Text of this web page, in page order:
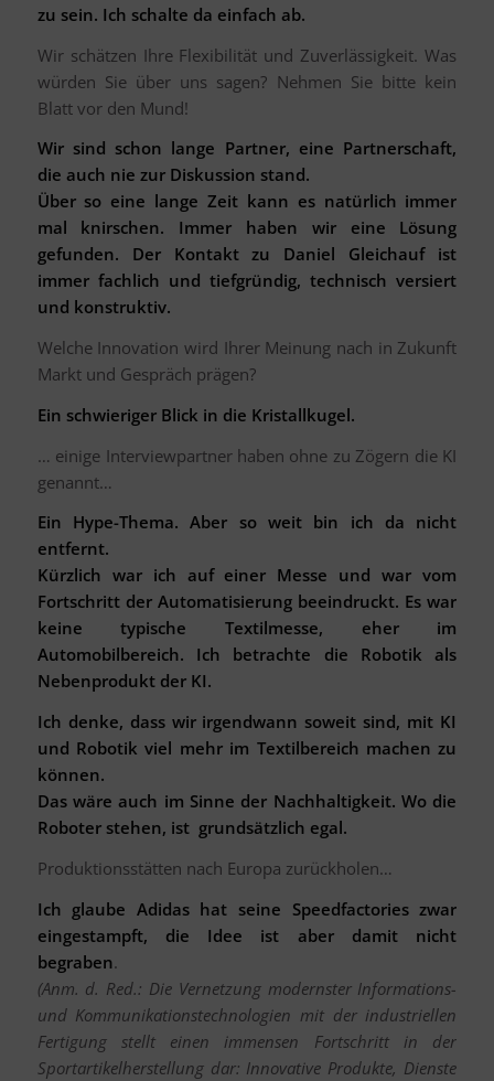
zu sein. Ich schalte da einfach ab.
Wir schätzen Ihre Flexibilität und Zuverlässigkeit. Was
würden Sie über uns sagen? Nehmen Sie bitte kein
Blatt vor den Mund!
Wir sind schon lange Partner, eine Partnerschaft,
die auch nie zur Diskussion stand.
Über so eine lange Zeit kann es natürlich immer
mal knirschen. Immer haben wir eine Lösung
gefunden. Der Kontakt zu Daniel Gleichauf ist
immer fachlich und tiefgründig, technisch versiert
und konstruktiv.
Welche Innovation wird Ihrer Meinung nach in Zukunft
Markt und Gespräch prägen?
Ein schwieriger Blick in die Kristallkugel.
… einige Interviewpartner haben ohne zu Zögern die KI
genannt…
Ein Hype-Thema. Aber so weit bin ich da nicht
entfernt.
Kürzlich war ich auf einer Messe und war vom
Fortschritt der Automatisierung beeindruckt. Es war
keine typische Textilmesse, eher im
Automobilbereich. Ich betrachte die Robotik als
Nebenprodukt der KI.
Ich denke, dass wir irgendwann soweit sind, mit KI
und Robotik viel mehr im Textilbereich machen zu
können.
Das wäre auch im Sinne der Nachhaltigkeit. Wo die
Roboter stehen, ist grundsätzlich egal.
Produktionsstätten nach Europa zurückholen…
Ich glaube Adidas hat seine Speedfactories zwar
eingestampft, die Idee ist aber damit nicht
begraben.
(Anm. d. Red.: Die Vernetzung modernster Informations-
und Kommunikationstechnologien mit der industriellen
Fertigung stellt einen immensen Fortschritt in der
Sportartikelherstellung dar: Innovative Produkte, Dienste